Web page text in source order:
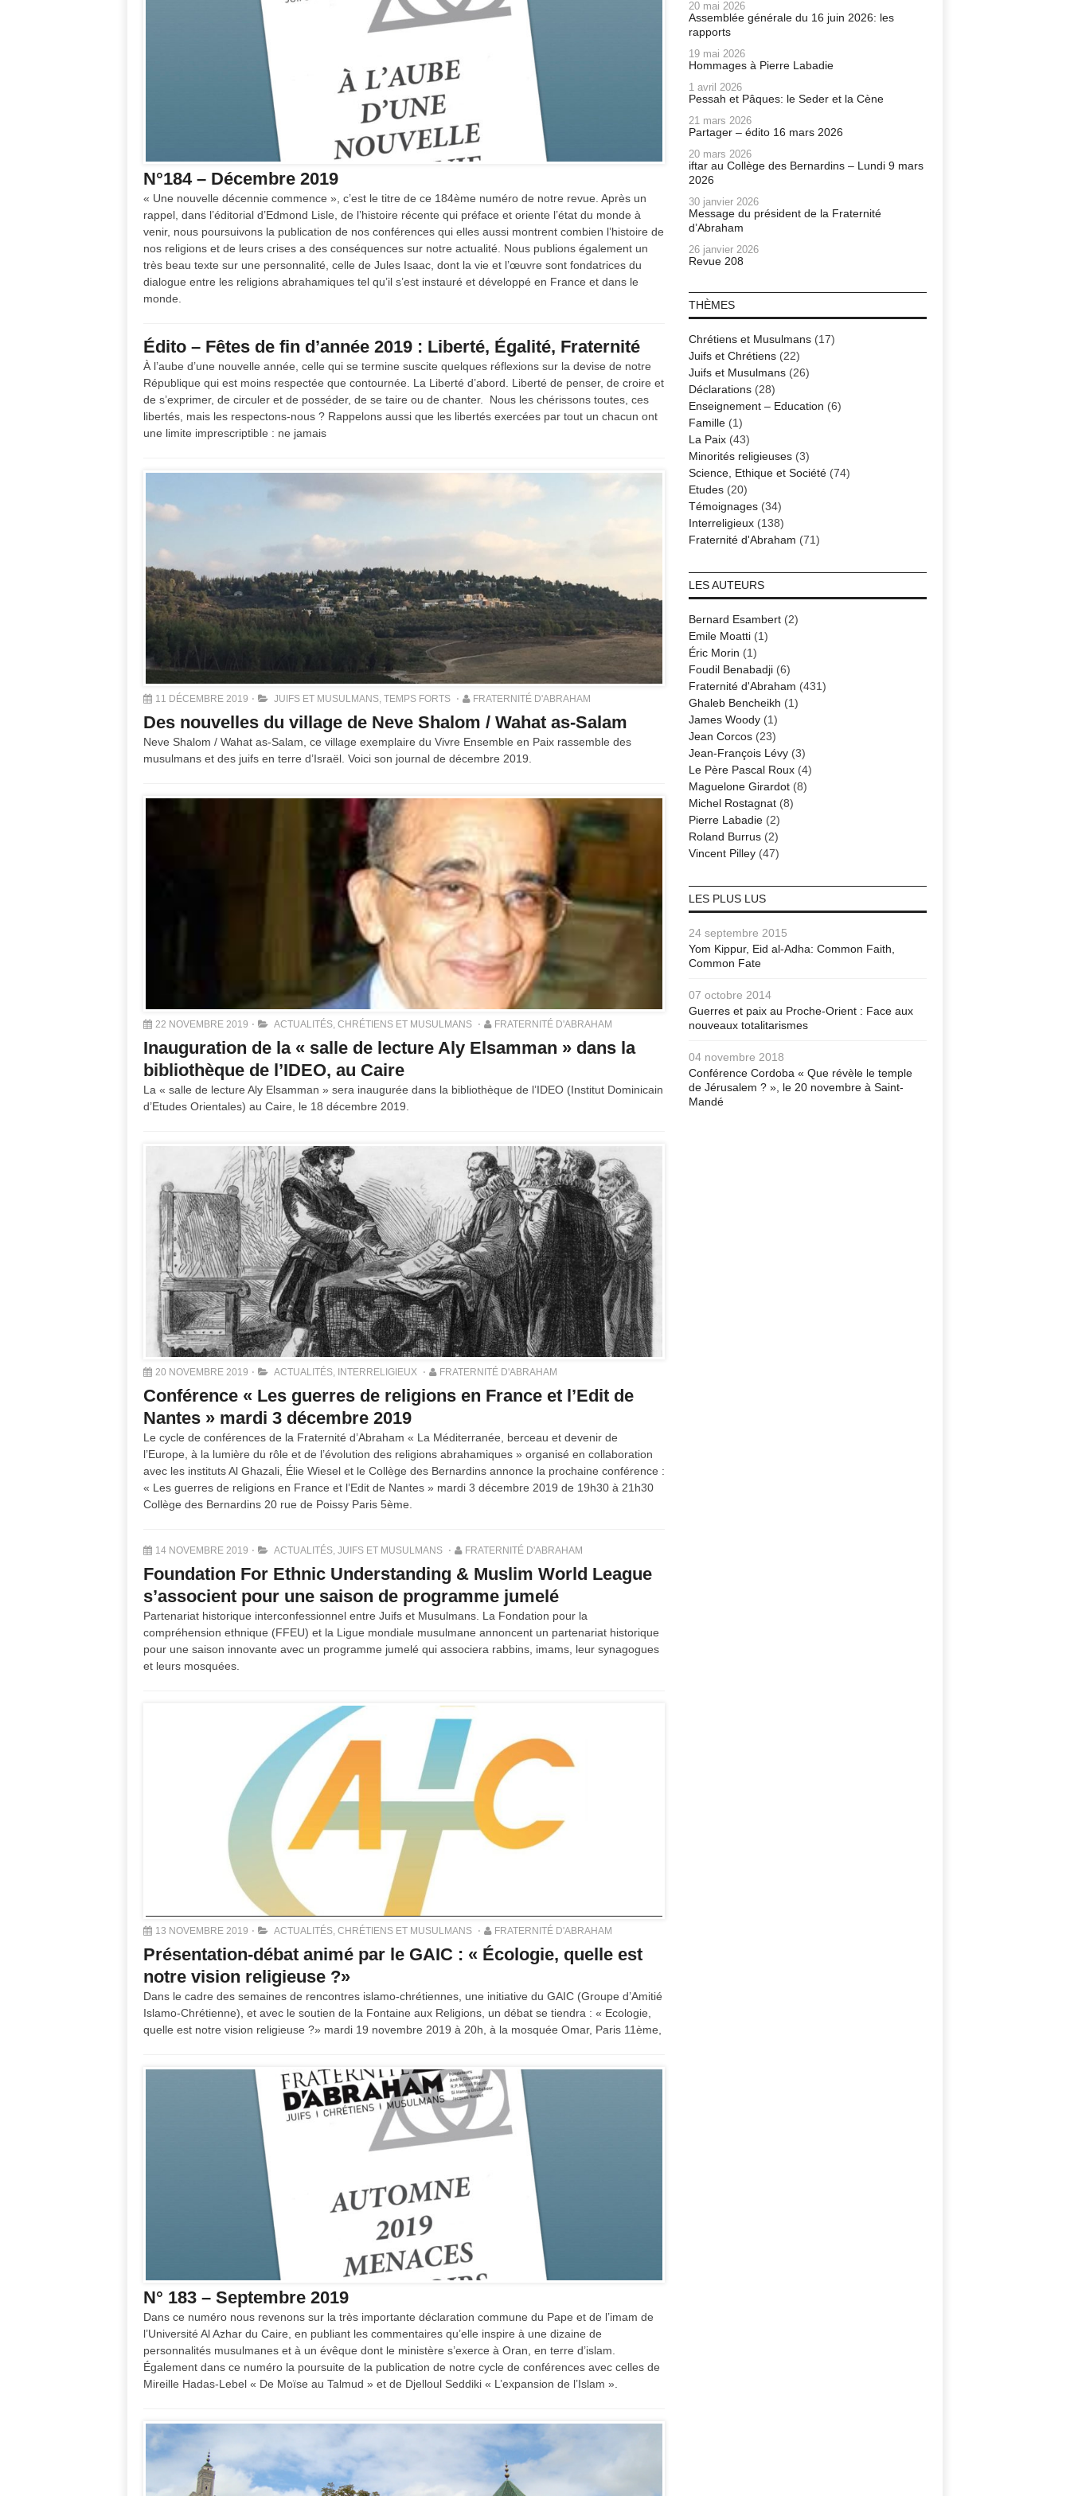
N°184 – Décembre 2019
« Une nouvelle décennie commence », c’est le titre de ce 184ème numéro de notre revue. Après un
rappel, dans l’éditorial d’Edmond Lisle, de l’histoire récente qui préface et oriente l’état du monde à
venir, nous poursuivons la publication de nos conférences qui elles aussi montrent combien l’histoire de
nos religions et de leurs crises a des conséquences sur notre actualité. Nous publions également un
très beau texte sur une personnalité, celle de Jules Isaac, dont la vie et l’œuvre sont fondatrices du
dialogue entre les religions abrahamiques tel qu’il s’est instauré et développé en France et dans le
monde.
Édito – Fêtes de fin d’année 2019 : Liberté, Égalité, Fraternité
À l’aube d’une nouvelle année, celle qui se termine suscite quelques réflexions sur la devise de notre
République qui est moins respectée que contournée. La Liberté d’abord. Liberté de penser, de croire et
de s’exprimer, de circuler et de posséder, de se taire ou de chanter. Nous les chérissons toutes, ces
libertés, mais les respectons-nous ? Rappelons aussi que les libertés exercées par tout un chacun ont
une limite imprescriptible : ne jamais
11 DÉCEMBRE 2019 JUIFS ET MUSULMANS TEMPS FORTS FRATERNITÉ D'ABRAHAM
Des nouvelles du village de Neve Shalom / Wahat as-Salam
Neve Shalom / Wahat as-Salam, ce village exemplaire du Vivre Ensemble en Paix rassemble des
musulmans et des juifs en terre d’Israël. Voici son journal de décembre 2019.
22 NOVEMBRE 2019 ACTUALITÉS CHRÉTIENS ET MUSULMANS FRATERNITÉ D'ABRAHAM
Inauguration de la « salle de lecture Aly Elsamman » dans la
bibliothèque de l’IDEO, au Caire
La « salle de lecture Aly Elsamman » sera inaugurée dans la bibliothèque de l’IDEO (Institut Dominicain
d’Etudes Orientales) au Caire, le 18 décembre 2019.
20 NOVEMBRE 2019 ACTUALITÉS INTERRELIGIEUX FRATERNITÉ D'ABRAHAM
Conférence « Les guerres de religions en France et l’Edit de
Nantes » mardi 3 décembre 2019
Le cycle de conférences de la Fraternité d’Abraham « La Méditerranée, berceau et devenir de
l’Europe, à la lumière du rôle et de l’évolution des religions abrahamiques » organisé en collaboration
avec les instituts Al Ghazali, Élie Wiesel et le Collège des Bernardins annonce la prochaine conférence :
« Les guerres de religions en France et l’Edit de Nantes » mardi 3 décembre 2019 de 19h30 à 21h30
Collège des Bernardins 20 rue de Poissy Paris 5ème.
14 NOVEMBRE 2019 ACTUALITÉS JUIFS ET MUSULMANS FRATERNITÉ D'ABRAHAM
Foundation For Ethnic Understanding & Muslim World League
s’associent pour une saison de programme jumelé
Partenariat historique interconfessionnel entre Juifs et Musulmans. La Fondation pour la
compréhension ethnique (FFEU) et la Ligue mondiale musulmane annoncent un partenariat historique
pour une saison innovante avec un programme jumelé qui associera rabbins, imams, leur synagogues
et leurs mosquées.
13 NOVEMBRE 2019 ACTUALITÉS, CHRÉTIENS ET MUSULMANS FRATERNITÉ D'ABRAHAM
Présentation-débat animé par le GAIC : « Écologie, quelle est
notre vision religieuse ?»
Dans le cadre des semaines de rencontres islamo-chrétiennes, une initiative du GAIC (Groupe d’Amitié
Islamo-Chrétienne), et avec le soutien de la Fontaine aux Religions, un débat se tiendra : « Ecologie,
quelle est notre vision religieuse ?» mardi 19 novembre 2019 à 20h, à la mosquée Omar, Paris 11ème,
N° 183 – Septembre 2019
Dans ce numéro nous revenons sur la très importante déclaration commune du Pape et de l’imam de
l’Université Al Azhar du Caire, en publiant les commentaires qu’elle inspire à une dizaine de
personnalités musulmanes et à un évêque dont le ministère s’exerce à Oran, en terre d’islam.
Également dans ce numéro la poursuite de la publication de notre cycle de conférences avec celles de
Mireille Hadas-Lebel « De Moïse au Talmud » et de Djelloul Seddiki « L’expansion de l’Islam ».
20 mai 2026
Assemblée générale du 16 juin 2026: les
rapports
19 mai 2026
Hommages à Pierre Labadie
1 avril 2026
Pessah et Pâques: le Seder et la Cène
21 mars 2026
Partager – édito 16 mars 2026
20 mars 2026
iftar au Collège des Bernardins – Lundi 9 mars
2026
30 janvier 2026
Message du président de la Fraternité
d’Abraham
26 janvier 2026
Revue 208
THÈMES
Chrétiens et Musulmans(17)
Juifs et Chrétiens(22)
Juifs et Musulmans(26)
Déclarations(28)
Enseignement – Education (6)
Famille(1)
La Paix(43)
Minorités religieuses(3)
Science, Ethique et Société(74)
Etudes(20)
Témoignages(34)
Interreligieux(138)
Fraternité d'Abraham (71)
LES AUTEURS
Bernard Esambert(2)
Emile Moatti(1)
Éric Morin (1)
Foudil Benabadji(6)
Fraternité d'Abraham (431)
Ghaleb Bencheikh (1)
James Woody(1)
Jean Corcos(23)
Jean-François Lévy(3)
Le Père Pascal Roux(4)
Maguelone Girardot(8)
Michel Rostagnat(8)
Pierre Labadie(2)
Roland Burrus(2)
Vincent Pilley(47)
LES PLUS LUS
24 septembre 2015
Yom Kippur, Eid al-Adha: Common Faith,
Common Fate
07 octobre 2014
Guerres et paix au Proche-Orient : Face aux
nouveaux totalitarismes
04 novembre 2018
Conférence Cordoba « Que révèle le temple
de Jérusalem ? », le 20 novembre à Saint-
Mandé